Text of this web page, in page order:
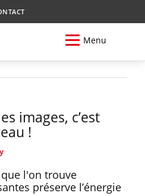
Menu
images, c’est
!
l'on trouve
préserve l’énergie